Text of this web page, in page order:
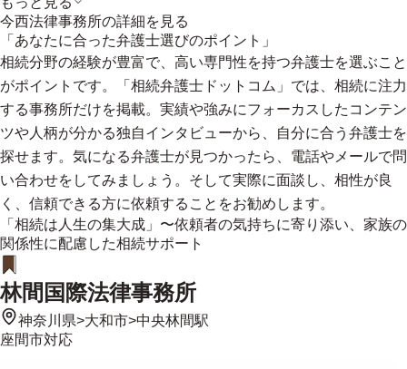
今西法律事務所の詳細を見る
「あなたに合った弁護士選びのポイント」
相続分野の経験が豊富で、高い専門性を持つ弁護士を選ぶこと
がポイントです。「相続弁護士ドットコム」では、相続に注力
する事務所だけを掲載。実績や強みにフォーカスしたコンテン
ツや人柄が分かる独自インタビューから、自分に合う弁護士を
探せます。気になる弁護士が見つかったら、電話やメールで問
い合わせをしてみましょう。そして実際に面談し、相性が良
く、信頼できる方に依頼することをお勧めします。
「相続は人生の集大成」〜依頼者の気持ちに寄り添い、家族の
関係性に配慮した相続サポート
林間国際法律事務所
神奈川県>大和市>中央林間駅
座間市対応